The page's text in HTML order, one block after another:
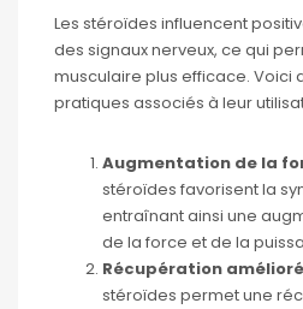
Les stéroïdes influencent
des signaux nerveux, ce qui
musculaire plus efficace. Voici
pratiques associés à leur
Augmentation de la
stéroïdes favorisent la
entraînant ainsi une
de la force et de la
Récupération
stéroïdes permet une